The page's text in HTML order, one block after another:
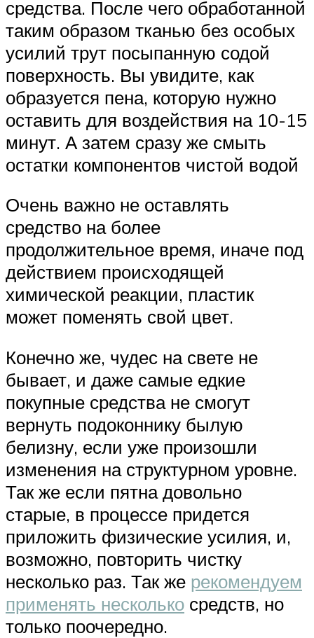
средства. После чего обработанной
таким образом тканью без особых
усилий трут посыпанную содой
поверхность. Вы увидите, как
образуется пена, которую нужно
оставить для воздействия на 10-15
минут. А затем сразу же смыть
остатки компонентов чистой водой
Очень важно не оставлять
средство на более
продолжительное время, иначе под
действием происходящей
химической реакции, пластик
может поменять свой цвет.
Конечно же, чудес на свете не
бывает, и даже самые едкие
покупные средства не смогут
вернуть подоконнику былую
белизну, если уже произошли
изменения на структурном уровне.
Так же если пятна довольно
старые, в процессе придется
приложить физические усилия, и,
возможно, повторить чистку
несколько раз. Так же рекомендуем
применять несколько средств, но
только поочередно.